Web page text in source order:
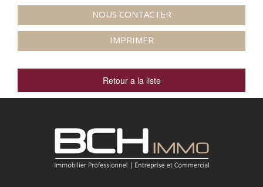
NOUS CONTACTER
IMPRIMER
Retour a la liste